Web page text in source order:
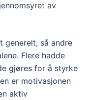
av
generelt, så andre
Flere hadde
gjøres for å styrke
er motivasjonen
aktiv